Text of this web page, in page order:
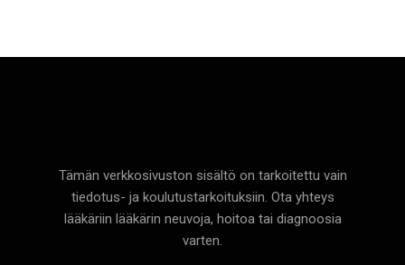
Tämän verkkosivuston sisältö on tarkoitettu vain
tiedotus- ja koulutustarkoituksiin. Ota yhteys
lääkäriin lääkärin neuvoja, hoitoa tai diagnoosia
varten.